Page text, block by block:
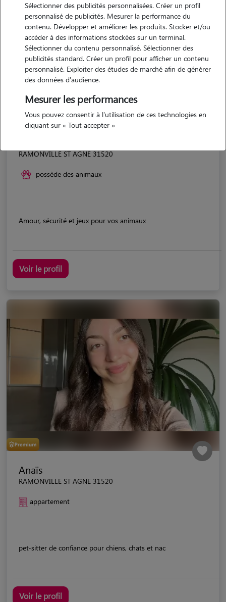
RAMONVILLE ST AGNE 31520
possède des animaux
Amour, sécurité et jeux pour vos animaux
Voir le profil
Anaïs
RAMONVILLE ST AGNE 31520
appartement
pet-sitter de confiance pour chiens, chats et nac
Voir le profil
Sélectionner des publicités personnalisées. Créer un profil
personnalisé de publicités. Mesurer la performance du
contenu. Développer et améliorer les produits. Stocker et/ou
accéder à des informations stockées sur un terminal.
Sélectionner du contenu personnalisé. Sélectionner des
publicités standard. Créer un profil pour afficher un contenu
personnalisé. Exploiter des études de marché afin de générer
des données d'audience.
Mesurer les performances
Vous pouvez consentir à l'utilisation de ces technologies en
cliquant sur « Tout accepter »